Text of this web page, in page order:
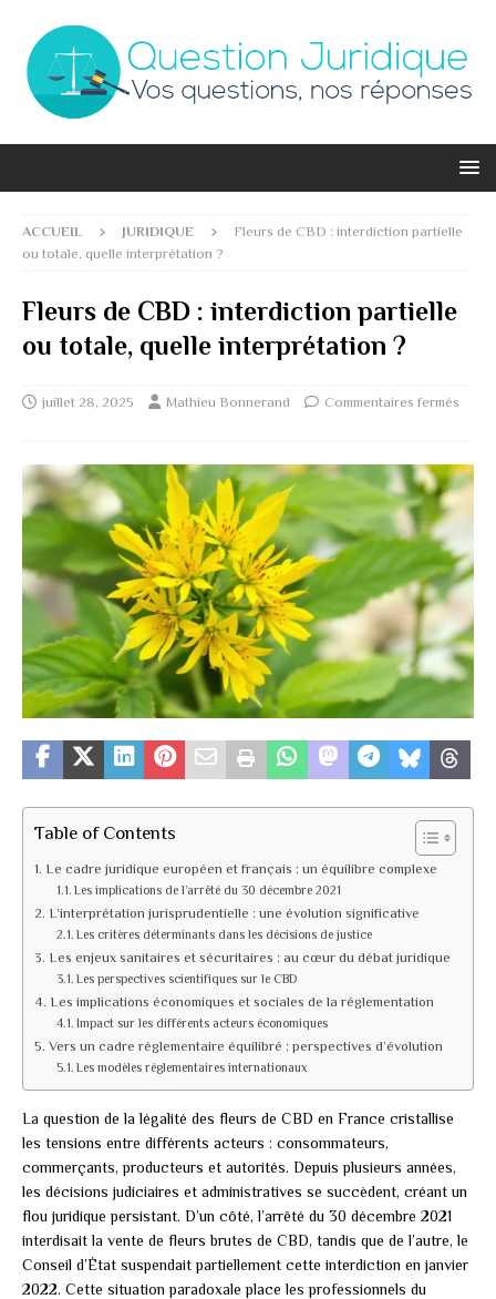
ACCUEIL JURIDIQUE
Fleurs de CBD : interdiction partielle
ou totale, quelle interprétation ?
Fleurs de CBD : interdiction partielle
ou totale, quelle interprétation ?
juillet 28, 2025 Mathieu Bonnerand Commentaires fermés
Table of Contents
Le cadre juridique européen et français : un équilibre complexe
Les implications de l’arrêté du 30 décembre 2021
L’interprétation jurisprudentielle : une évolution significative
Les critères déterminants dans les décisions de justice
Les enjeux sanitaires et sécuritaires : au cœur du débat juridique
Les perspectives scientifiques sur le CBD
Les implications économiques et sociales de la réglementation
Impact sur les différents acteurs économiques
Vers un cadre réglementaire équilibré : perspectives d’évolution
Les modèles réglementaires internationaux
La question de la légalité des fleurs de CBD en France cristallise
les tensions entre différents acteurs : consommateurs,
commerçants, producteurs et autorités. Depuis plusieurs années,
les décisions judiciaires et administratives se succèdent, créant un
flou juridique persistant. D’un côté, l’arrêté du 30 décembre 2021
interdisait la vente de fleurs brutes de CBD, tandis que de l’autre, le
Conseil d’État suspendait partiellement cette interdiction en janvier
2022. Cette situation paradoxale place les professionnels du